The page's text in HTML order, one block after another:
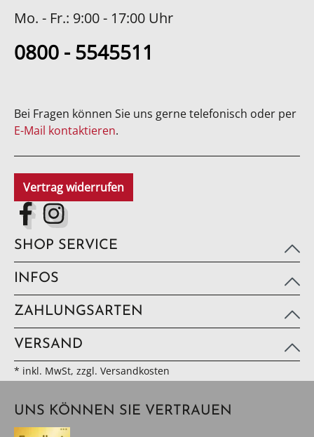
Mo. - Fr.: 9:00 - 17:00 Uhr
0800 - 5545511
Bei Fragen können Sie uns gerne telefonisch oder per
E-Mail kontaktieren.
Vertrag widerrufen
SHOP SERVICE
INFOS
ZAHLUNGSARTEN
VERSAND
* inkl. MwSt, zzgl. Versandkosten
UNS KÖNNEN SIE VERTRAUEN